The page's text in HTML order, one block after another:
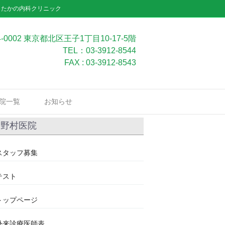
かの内科クリニック
0002 東京都北区王子1丁目10-17-5階
TEL：03-3912-8544
FAX : 03-3912-8543
一覧 お知らせ
野村医院
タッフ募集
スト
ップページ